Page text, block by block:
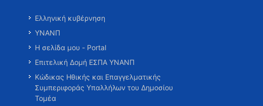
Ελληνική κυβέρνηση
ΥΝΑΝΠ
Η σελίδα μου - Portal
Επιτελική Δομή ΕΣΠΑ ΥΝΑΝΠ
Κώδικας Ηθικής και Επαγγελματικής
Συμπεριφοράς Υπαλλήλων του Δημοσίου
Τομέα